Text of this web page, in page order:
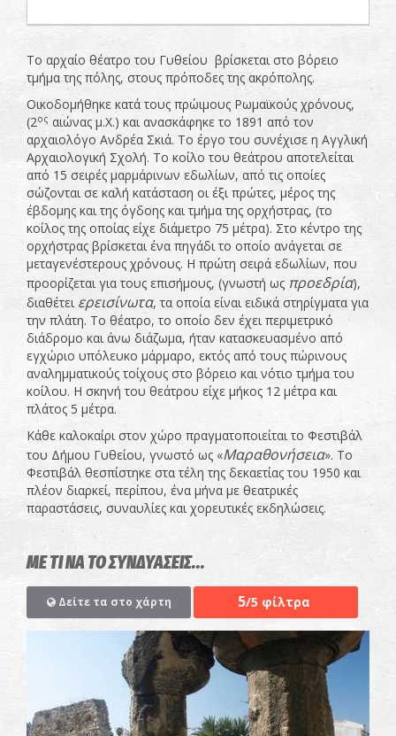
Το αρχαίο θέατρο του Γυθείου βρίσκεται στο βόρειο
τμήμα της πόλης, στους πρόποδες της ακρόπολης.
Οικοδομήθηκε κατά τους πρώιμους Ρωμαϊκούς χρόνους,
(2ος αιώνας μ.Χ.) και ανασκάφηκε το 1891 από τον
αρχαιολόγο Ανδρέα Σκιά. Το έργο του συνέχισε η Αγγλική
Αρχαιολογική Σχολή. Το κοίλο του θεάτρου αποτελείται
από 15 σειρές μαρμάρινων εδωλίων, από τις οποίες
σώζονται σε καλή κατάσταση οι έξι πρώτες, μέρος της
έβδομης και της όγδοης και τμήμα της ορχήστρας, (το
κοίλος της οποίας είχε διάμετρο 75 μέτρα). Στο κέντρο της
ορχήστρας βρίσκεται ένα πηγάδι το οποίο ανάγεται σε
μεταγενέστερους χρόνους. Η πρώτη σειρά εδωλίων, που
προορίζεται για τους επισήμους, (γνωστή ως προεδρία),
διαθέτει ερεισίνωτα, τα οποία είναι ειδικά στηρίγματα για
την πλάτη. Το θέατρο, το οποίο δεν έχει περιμετρικό
διάδρομο και άνω διάζωμα, ήταν κατασκευασμένο από
εγχώριο υπόλευκο μάρμαρο, εκτός από τους πώρινους
αναλημματικούς τοίχους στο βόρειο και νότιο τμήμα του
κοίλου. Η σκηνή του θεάτρου είχε μήκος 12 μέτρα και
πλάτος 5 μέτρα.
Κάθε καλοκαίρι στον χώρο πραγματοποιείται το Φεστιβάλ
του Δήμου Γυθείου, γνωστό ως «Μαραθονήσεια». Το
Φεστιβάλ θεσπίστηκε στα τέλη της δεκαετίας του 1950 και
πλέον διαρκεί, περίπου, ένα μήνα με θεατρικές
παραστάσεις, συναυλίες και χορευτικές εκδηλώσεις.
ΜΕ ΤΙ ΝΑ ΤΟ ΣΥΝΔΥΑΣΕΙΣ...
Δείτε τα στο χάρτη 5/5 φίλτρα